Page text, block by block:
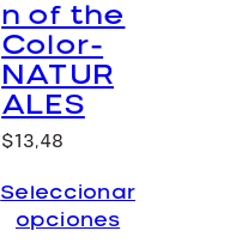
n of the
Color-
NATUR
ALES
$13,48
Seleccionar
opciones